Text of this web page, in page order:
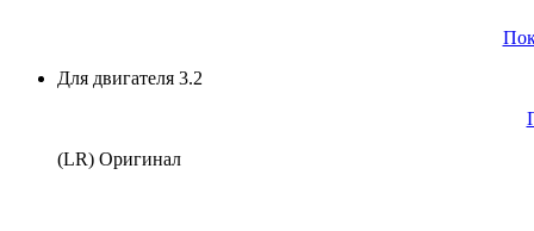
Для двигателя 3.2
(LR) Оригинал